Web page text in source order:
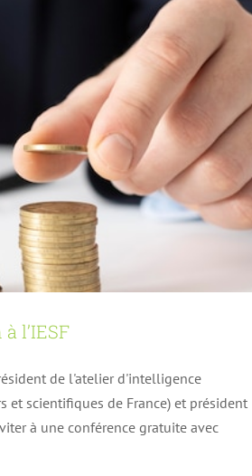
l’IESF
de l'atelier d'intelligence
et scientifiques de France) et président
à une conférence gratuite avec
et dans le monde :